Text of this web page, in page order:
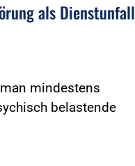
als Dienstunfall
mindestens
belastende